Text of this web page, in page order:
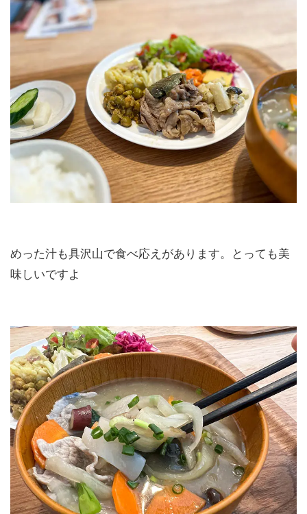
めった汁も具沢山で食べ応えがあります。とっても美
味しいですよ